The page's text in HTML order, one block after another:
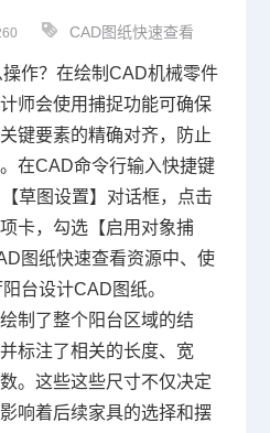
CAD图纸快速查看
作？在绘制 CAD机械零件
师会使用捕捉功能可确保
键要素的精确对齐，防止
在CAD命令行输入快捷键
草图设置】对话框，点击
卡，勾选【启用对象捕
图纸快速查看资源中、使
台设计CAD图纸。
制了整个阳台区域的结
标注了相关的长度、宽
。这些这些尺寸不仅决定
响着后续家具的选择和摆